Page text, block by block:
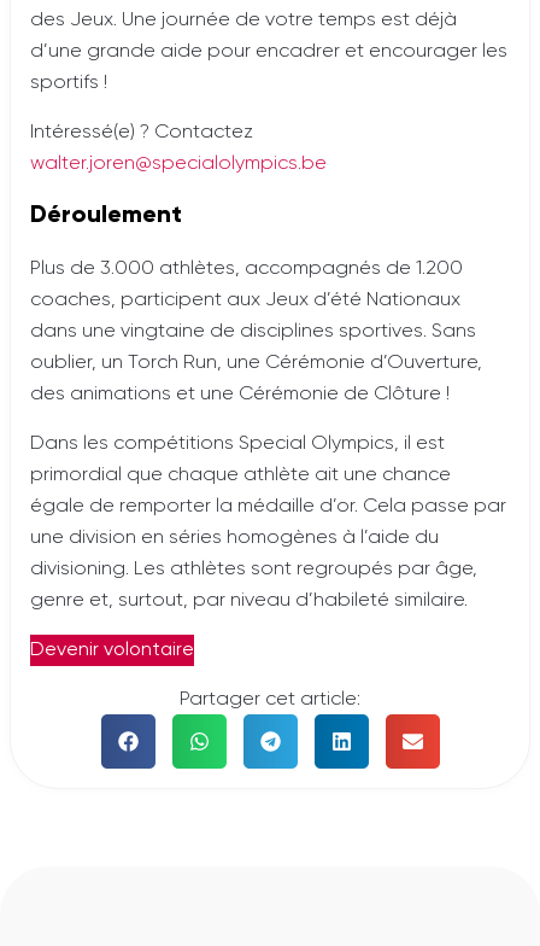
des Jeux. Une journée de votre temps est déjà
d’une grande aide pour encadrer et encourager les
sportifs !
Intéressé(e) ? Contactez
walter.joren@specialolympics.be
Déroulement
Plus de 3.000 athlètes, accompagnés de 1.200
coaches, participent aux Jeux d’été Nationaux
dans une vingtaine de disciplines sportives. Sans
oublier, un Torch Run, une Cérémonie d’Ouverture,
des animations et une Cérémonie de Clôture !
Dans les compétitions Special Olympics, il est
primordial que chaque athlète ait une chance
égale de remporter la médaille d’or. Cela passe par
une division en séries homogènes à l’aide du
divisioning. Les athlètes sont regroupés par âge,
genre et, surtout, par niveau d’habileté similaire.
Devenir volontaire
Partager cet article: